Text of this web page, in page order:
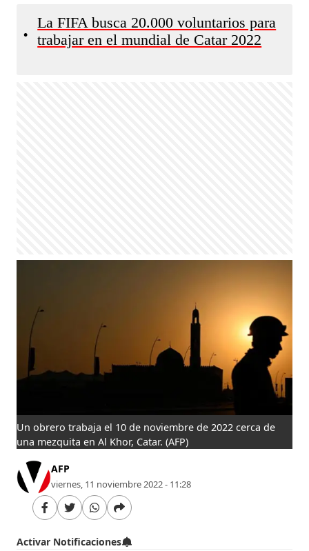
•
La FIFA busca 20.000 voluntarios para
trabajar en el mundial de Catar 2022
Un obrero trabaja el 10 de noviembre de 2022 cerca de
una mezquita en Al Khor, Catar. (AFP)
AFP
viernes, 11 noviembre 2022 - 11:28
Activar Notificaciones